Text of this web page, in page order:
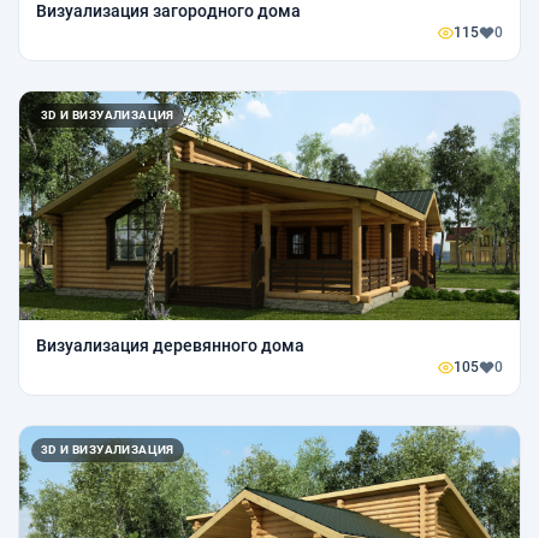
Визуализация загородного дома
115 0
3D И ВИЗУАЛИЗАЦИЯ
Визуализация деревянного дома
105 0
3D И ВИЗУАЛИЗАЦИЯ